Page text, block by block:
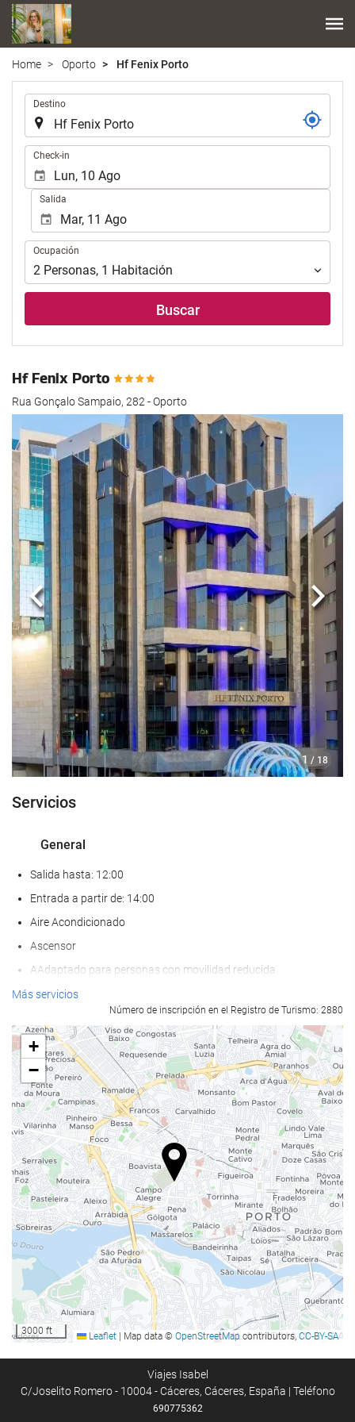
Home Oporto Hf Fenix Porto
Destino
Check-in
Salida
Ocupación
Ocupación
2 Personas, 1 Habitación
Buscar
Hf Fenix Porto
Rua Gonçalo Sampaio, 282 - Oporto
1 / 18
Anterior
Servicios
General
Salida hasta: 12:00
Entrada a partir de: 14:00
Aire Acondicionado
Ascensor
AAdaptado para personas con movilidad reducida
Habitaciones No fumadores
Hotel no fumadores
Habitaciones insonorizadas
No admite mascotas
Comida y bebida
Restaurante
Bar
Servicio de habitaciones
Opción de desayuno en la habitación
Máquina expendedora
Servicios de recepción
Recepción 24 horas
Guardaequipaje
Más servicios
Número de inscripción en el Registro de Turismo: 2880
+
−
3000 ft Leaflet Map data © OpenStreetMapcontributors, CC-BY-SA
Viajes Isabel
C/Joselito Romero - 10004 - Cáceres, Cáceres, España | Teléfono
690775362